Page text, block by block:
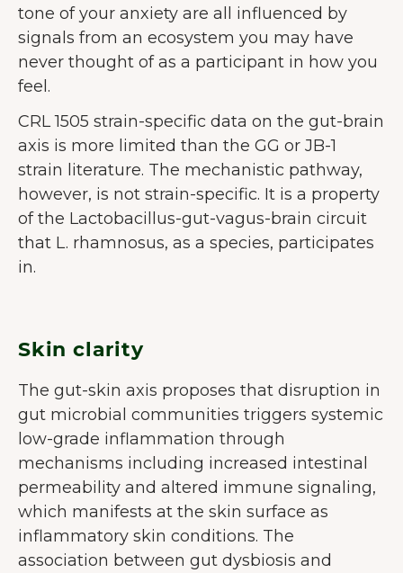
tone of your anxiety are all influenced by
signals from an ecosystem you may have
never thought of as a participant in how you
feel.
CRL 1505 strain-specific data on the gut-brain
axis is more limited than the GG or JB-1
strain literature. The mechanistic pathway,
however, is not strain-specific. It is a property
of the Lactobacillus-gut-vagus-brain circuit
that L. rhamnosus, as a species, participates
in.
Skin clarity
The gut-skin axis proposes that disruption in
gut microbial communities triggers systemic
low-grade inflammation through
mechanisms including increased intestinal
permeability and altered immune signaling,
which manifests at the skin surface as
inflammatory skin conditions. The
association between gut dysbiosis and